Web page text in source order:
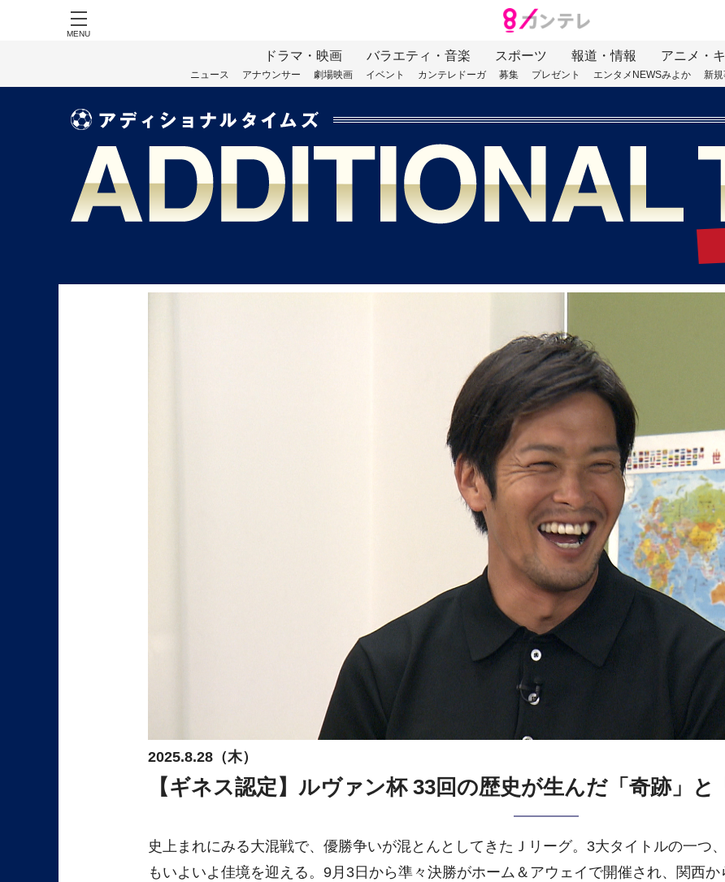
MENU
ドラマ・映画 バラエティ・音楽 スポーツ 報道・情報 アニメ・
ニュース アナウンサー 劇場映画 イベント カンテレドーガ 募集 プレゼント エンタメNEWSみよか 新
2025.8.28（木）
【ギネス認定】ルヴァン杯 33回の歴史が生んだ「奇跡」と
史上まれにみる大混戦で、優勝争いが混とんとしてきたＪリーグ。3大タイトルの一つ
もいよいよ佳境を迎える。9月3日から準々決勝がホーム＆アウェイで開催され、関西